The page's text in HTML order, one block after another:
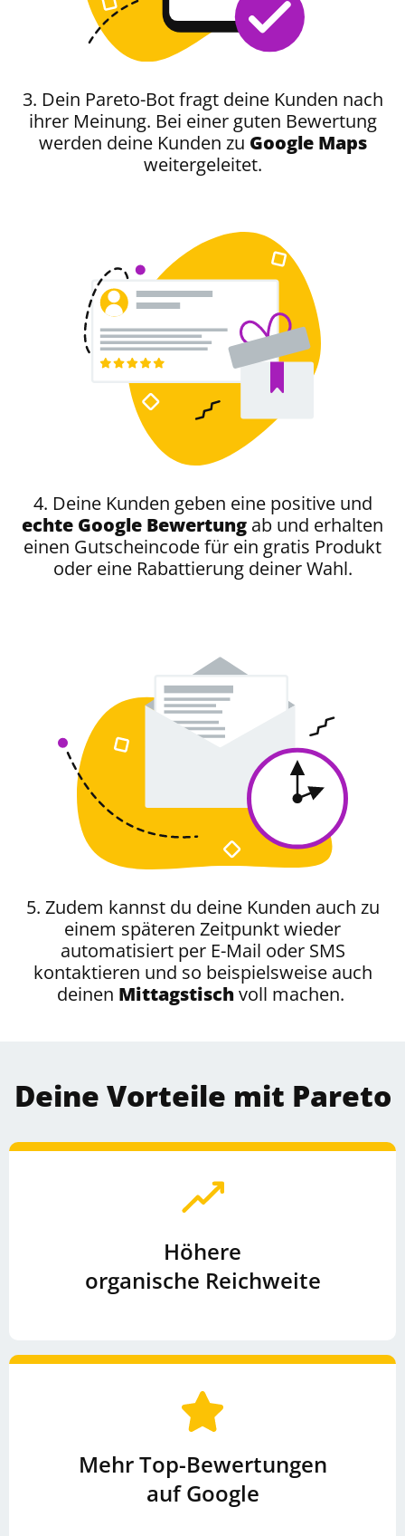
3. Dein Pareto-Bot fragt deine Kunden nach
ihrer Meinung. Bei einer guten Bewertung
werden deine Kunden zu Google Maps
weitergeleitet.
4. Deine Kunden geben eine positive und
echte Google Bewertung ab und erhalten
einen Gutscheincode für ein gratis Produkt
oder eine Rabattierung deiner Wahl.
5. Zudem kannst du deine Kunden auch zu
einem späteren Zeitpunkt wieder
automatisiert per E-Mail oder SMS
kontaktieren und so beispielsweise auch
deinen Mittagstischvoll machen.
Deine Vorteile mit Pareto
Höhere
organische Reichweite
Mehr Top-Bewertungen
auf Google